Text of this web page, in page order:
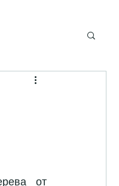
от